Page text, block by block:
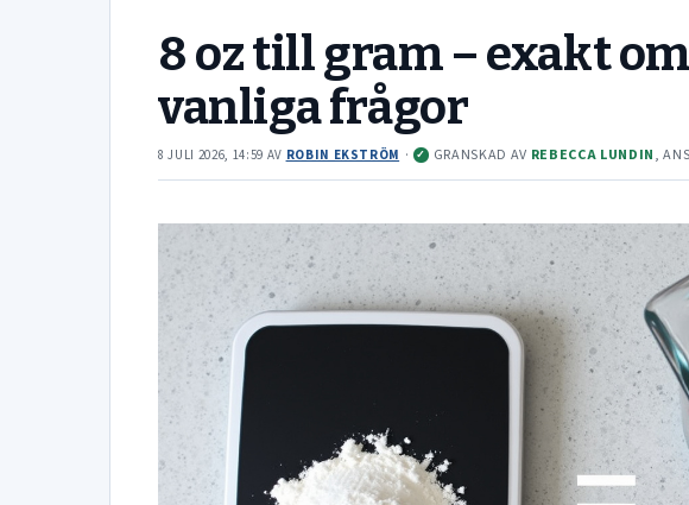
8 oz till gram – exakt
vanliga frågor
8 JULI 2026, 14:59 AV ROBIN EKSTRÖM · ✓ GRANSKAD AV REBECCA LUNDIN,